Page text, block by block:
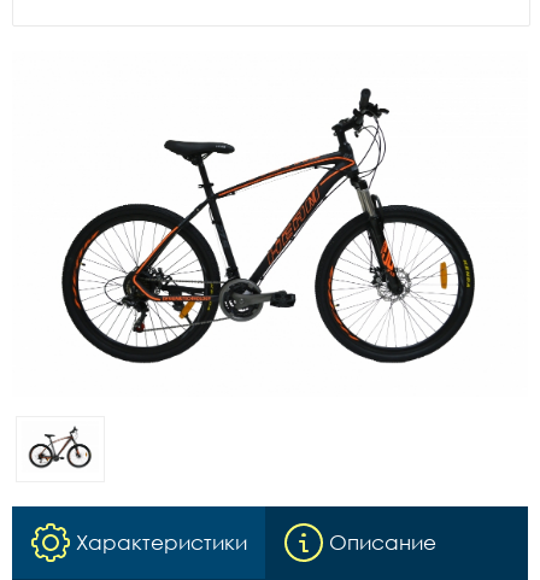
Характеристики Описание